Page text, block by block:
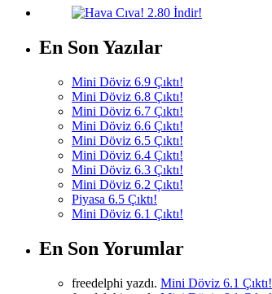
En Son Yazılar
Mini Döviz 6.9 Çıktı!
Mini Döviz 6.8 Çıktı!
Mini Döviz 6.7 Çıktı!
Mini Döviz 6.6 Çıktı!
Mini Döviz 6.5 Çıktı!
Mini Döviz 6.4 Çıktı!
Mini Döviz 6.3 Çıktı!
Mini Döviz 6.2 Çıktı!
Piyasa 6.5 Çıktı!
Mini Döviz 6.1 Çıktı!
En Son Yorumlar
freedelphi yazdı. Mini Döviz 6.1 Çıktı!